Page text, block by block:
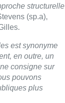
structurelle
(sp.a),
est synonyme
en outre, un
consigne sur
pouvons
plus